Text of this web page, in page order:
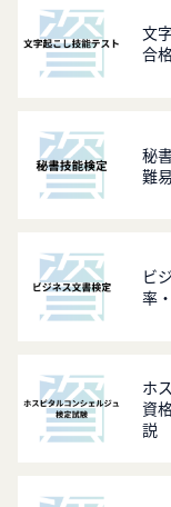
文
合
秘
難
ビ
率
ホ
資
説